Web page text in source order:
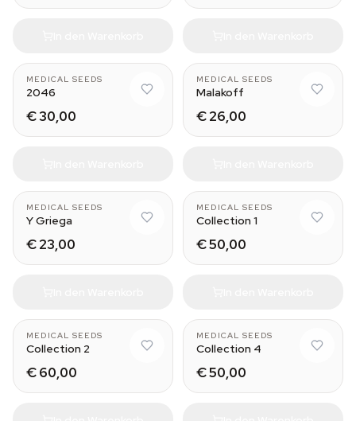
MEDICAL SEEDS
2046
€ 30,00
MEDICAL SEEDS
Malakoff
€ 26,00
MEDICAL SEEDS
Y Griega
€ 23,00
MEDICAL SEEDS
Collection 1
€ 50,00
MEDICAL SEEDS
Collection 2
€ 60,00
MEDICAL SEEDS
Collection 4
€ 50,00